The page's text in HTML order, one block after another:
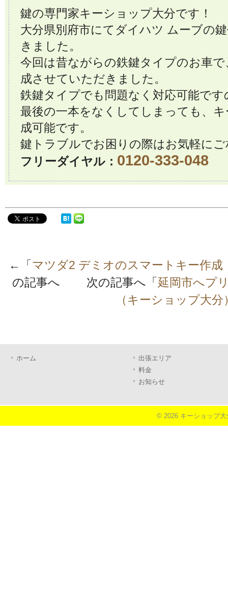
鍵の専門家キーショップ大分です！
大分県別府市にてダイハツ ムーブの
きました。
今回は昔ながらの鉄鍵タイプのお車
成させていただきました。
鉄鍵タイプでも問題なく対応可能で
最後の一本をなくしてしまっても、
成可能です。
鍵トラブルでお困りの際はお気軽に
フリーダイヤル： 0120-333-048
←「マツダ2 デミオのスマートキー作成
の記事へ 次の記事へ「延岡市へプ
（キーショップ大分
ホーム
出張エリア
料金
お知らせ
© 2026 キーショップ